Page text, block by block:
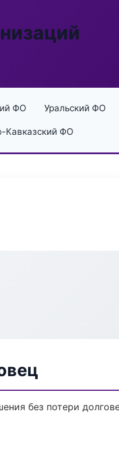
ФО Уральский ФО
Кавказский ФО
без потери